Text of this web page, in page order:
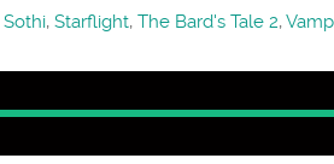
Sothi, Starflight, The Bard's Tale 2,